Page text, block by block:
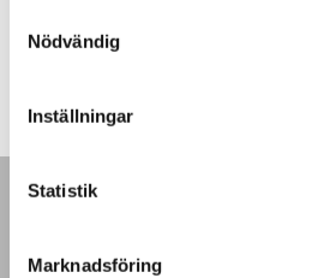
Nödvändig
Inställningar
Statistik
Marknadsföring